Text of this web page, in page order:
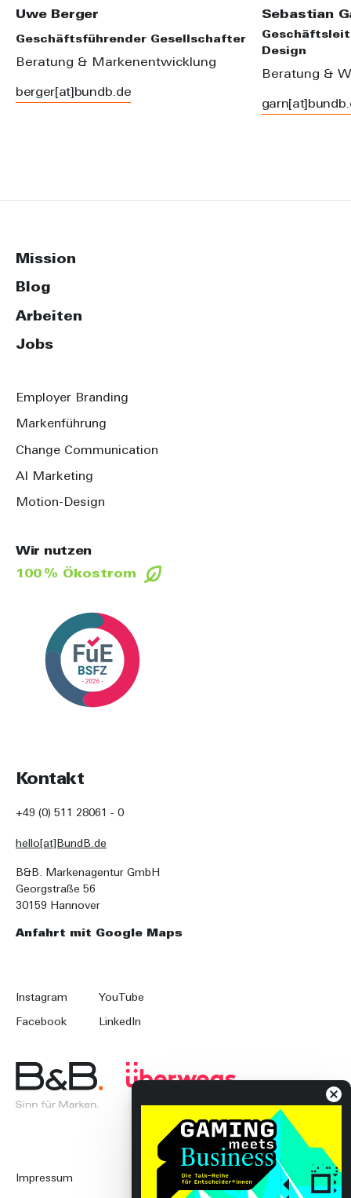
Uwe Berger
Geschäftsführender Gesellschafter
Beratung & Markenentwicklung
berger[at]bundb.de
Sebastian
Design
Beratung &
Mission
Blog
Arbeiten
Jobs
Kontakt
+49 (0) 511 28061 - 0
hello[at]BundB.de
B&B. Markenagentur GmbH
Georgstraße 56
30159 Hannover
Anfahrt mit Google Maps
Wir nutzen
100 % Ökostrom
Employer Branding
Markenführung
Change Communication
AI Marketing
Motion-Design
Impressum
Instagram YouTube
Facebook LinkedIn